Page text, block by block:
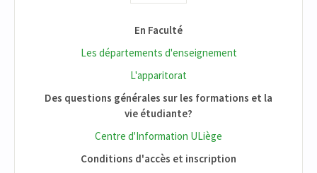
En Faculté
Les départements d'enseignement
L'apparitorat
Des questions générales sur les formations et la
vie étudiante?
Centre d'Information ULiège
Conditions d'accès et inscription